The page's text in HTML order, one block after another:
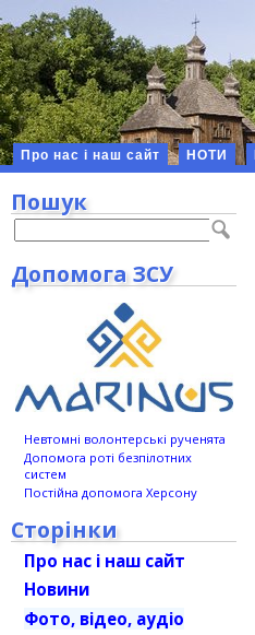
Про нас і наш сайт НОТИ
Пошук
Допомога ЗСУ
Невтомні волонтерські рученята
Допомога роті безпілотних
систем
Постійна допомога Херсону
Сторінки
Про нас і наш сайт
Новини
Фото, відео, аудіо